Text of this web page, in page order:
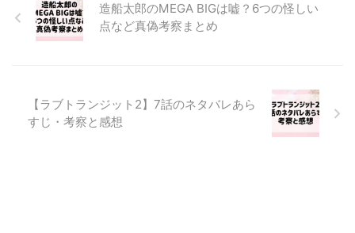
造船太郎のMEGA BIGは嘘？6つの怪しい
点など真偽考察まとめ
【ラブトランジット2】7話のネタバレあら
すじ・考察と感想